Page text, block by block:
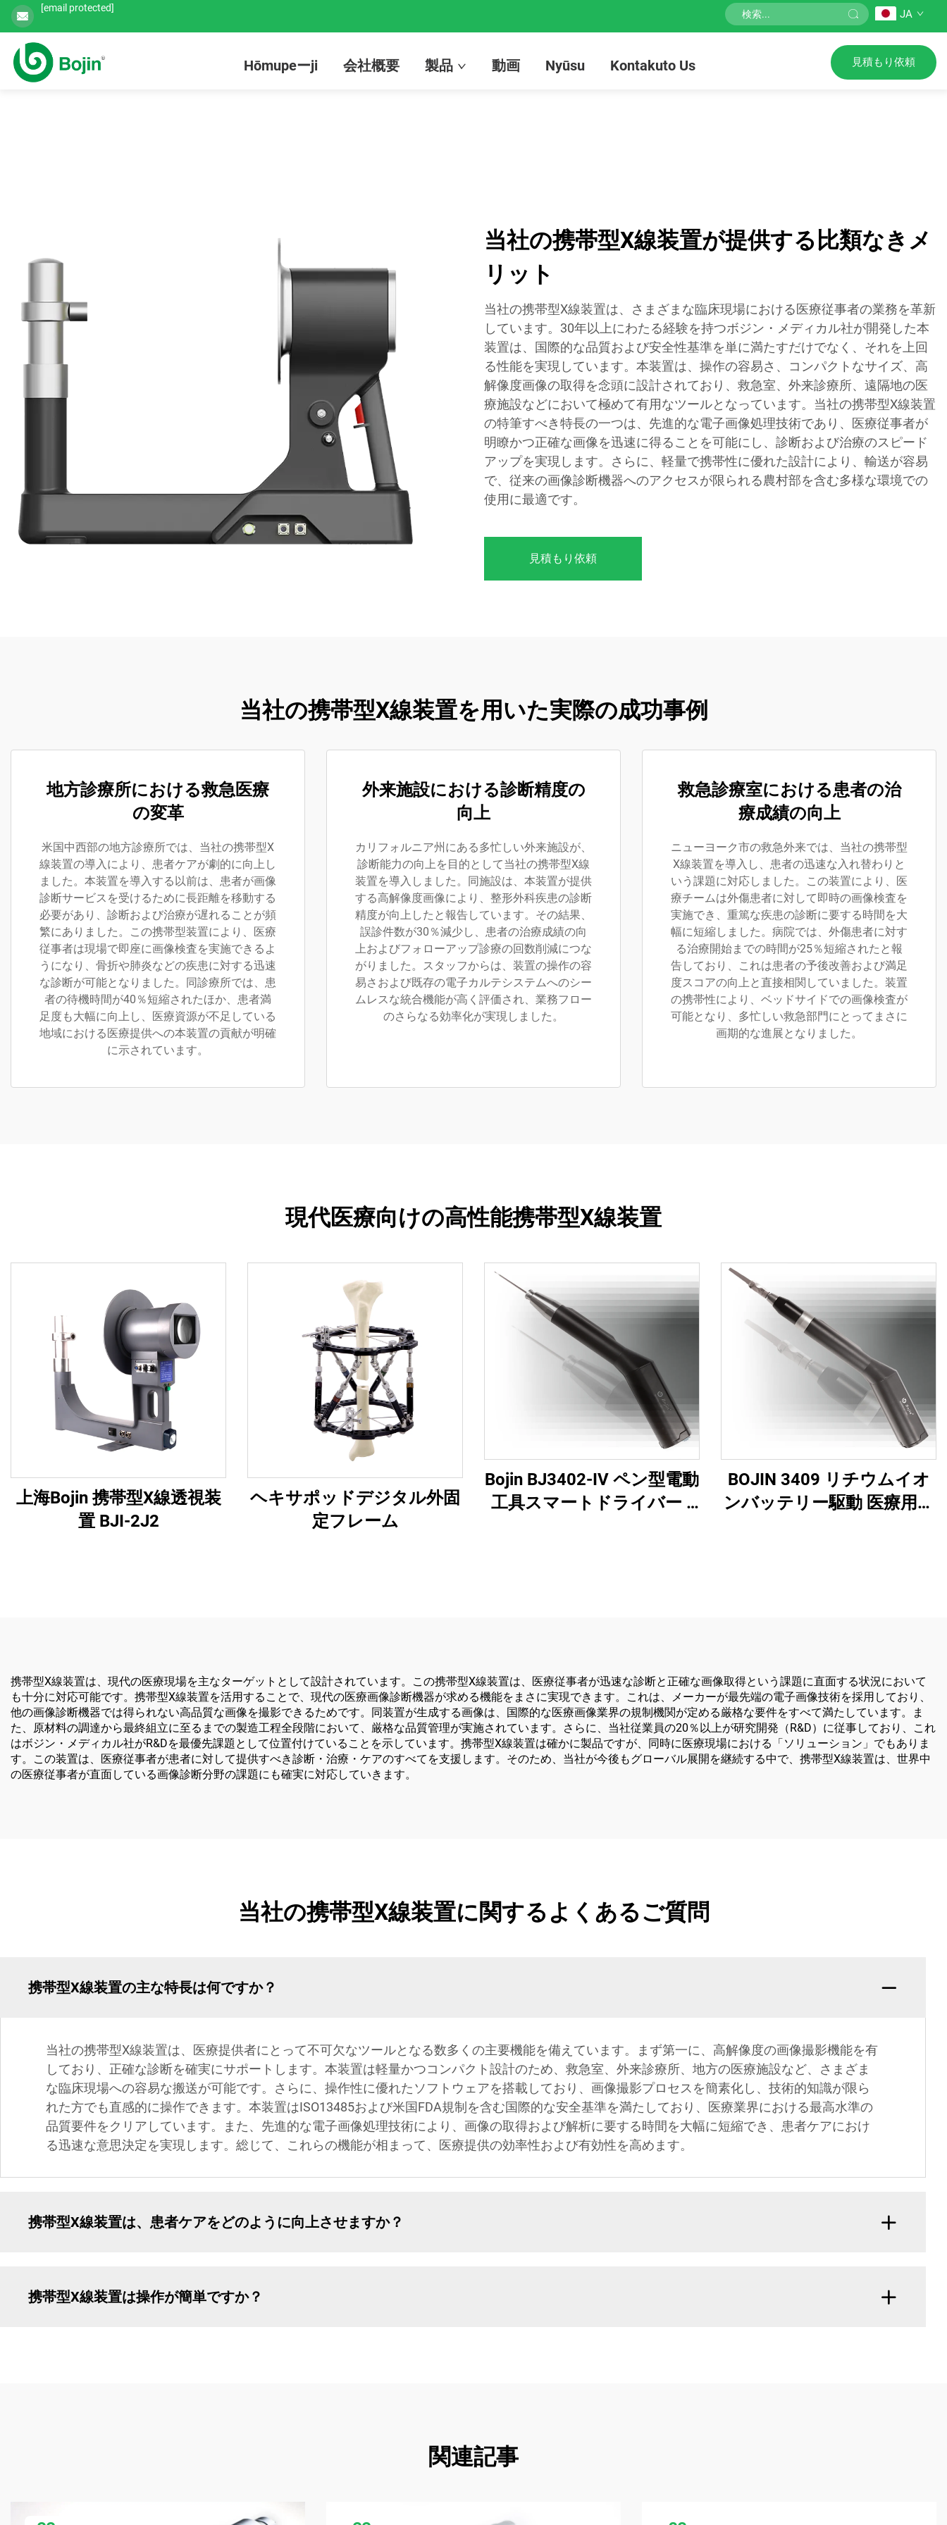
[email protected] JA
Hōmupeーji 会社概要 製品 動画 Nyūsu Kontakuto Us 見積もり依頼
当社の携帯型X線装置が提供する比類なきメ
リット
当社の携帯型X線装置は、さまざまな臨床現場における医療従事者の業務を革新
しています。30年以上にわたる経験を持つボジン・メディカル社が開発した本
装置は、国際的な品質および安全性基準を単に満たすだけでなく、それを上回
る性能を実現しています。本装置は、操作の容易さ、コンパクトなサイズ、高
解像度画像の取得を念頭に設計されており、救急室、外来診療所、遠隔地の医
療施設などにおいて極めて有用なツールとなっています。当社の携帯型X線装置
の特筆すべき特長の一つは、先進的な電子画像処理技術であり、医療従事者が
明瞭かつ正確な画像を迅速に得ることを可能にし、診断および治療のスピード
アップを実現します。さらに、軽量で携帯性に優れた設計により、輸送が容易
で、従来の画像診断機器へのアクセスが限られる農村部を含む多様な環境での
使用に最適です。
見積もり依頼
当社の携帯型X線装置を用いた実際の成功事例
地方診療所における救急医療
の変革
米国中西部の地方診療所では、当社の携帯型X
線装置の導入により、患者ケアが劇的に向上し
ました。本装置を導入する以前は、患者が画像
診断サービスを受けるために長距離を移動する
必要があり、診断および治療が遅れることが頻
繁にありました。この携帯型装置により、医療
従事者は現場で即座に画像検査を実施できるよ
うになり、骨折や肺炎などの疾患に対する迅速
な診断が可能となりました。同診療所では、患
者の待機時間が40％短縮されたほか、患者満
足度も大幅に向上し、医療資源が不足している
地域における医療提供への本装置の貢献が明確
に示されています。
外来施設における診断精度の
向上
カリフォルニア州にある多忙しい外来施設が、
診断能力の向上を目的として当社の携帯型X線
装置を導入しました。同施設は、本装置が提供
する高解像度画像により、整形外科疾患の診断
精度が向上したと報告しています。その結果、
誤診件数が30％減少し、患者の治療成績の向
上およびフォローアップ診療の回数削減につな
がりました。スタッフからは、装置の操作の容
易さおよび既存の電子カルテシステムへのシー
ムレスな統合機能が高く評価され、業務フロー
のさらなる効率化が実現しました。
救急診療室における患者の治
療成績の向上
ニューヨーク市の救急外来では、当社の携帯型
X線装置を導入し、患者の迅速な入れ替わりと
いう課題に対応しました。この装置により、医
療チームは外傷患者に対して即時の画像検査を
実施でき、重篤な疾患の診断に要する時間を大
幅に短縮しました。病院では、外傷患者に対す
る治療開始までの時間が25％短縮されたと報
告しており、これは患者の予後改善および満足
度スコアの向上と直接相関していました。装置
の携帯性により、ベッドサイドでの画像検査が
可能となり、多忙しい救急部門にとってまさに
画期的な進展となりました。
現代医療向けの高性能携帯型X線装置
上海Bojin 携帯型X線透視装
置 BJI-2J2
ヘキサポッドデジタル外固
定フレーム
Bojin BJ3402-IV ペン型電動
工具スマートドライバー -
BOJIN 3409 リチウムイオ
ンバッテリー駆動 医療用電
携帯型X線装置は、現代の医療現場を主なターゲットとして設計されています。この携帯型X線装置は、医療従事者が迅速な診断と正確な画像取得という課題に直面する状況において
も十分に対応可能です。携帯型X線装置を活用することで、現代の医療画像診断機器が求める機能をまさに実現できます。これは、メーカーが最先端の電子画像技術を採用しており、
他の画像診断機器では得られない高品質な画像を撮影できるためです。同装置が生成する画像は、国際的な医療画像業界の規制機関が定める厳格な要件をすべて満たしています。ま
た、原材料の調達から最終組立に至るまでの製造工程全段階において、厳格な品質管理が実施されています。さらに、当社従業員の20％以上が研究開発（R&D）に従事しており、これ
はボジン・メディカル社がR&Dを最優先課題として位置付けていることを示しています。携帯型X線装置は確かに製品ですが、同時に医療現場における「ソリューション」でもありま
す。この装置は、医療従事者が患者に対して提供すべき診断・治療・ケアのすべてを支援します。そのため、当社が今後もグローバル展開を継続する中で、携帯型X線装置は、世界中
の医療従事者が直面している画像診断分野の課題にも確実に対応していきます。
当社の携帯型X線装置に関するよくあるご質問
携帯型X線装置の主な特長は何ですか？
当社の携帯型X線装置は、医療提供者にとって不可欠なツールとなる数多くの主要機能を備えています。まず第一に、高解像度の画像撮影機能を有
しており、正確な診断を確実にサポートします。本装置は軽量かつコンパクト設計のため、救急室、外来診療所、地方の医療施設など、さまざま
な臨床現場への容易な搬送が可能です。さらに、操作性に優れたソフトウェアを搭載しており、画像撮影プロセスを簡素化し、技術的知識が限ら
れた方でも直感的に操作できます。本装置はISO13485および米国FDA規制を含む国際的な安全基準を満たしており、医療業界における最高水準の
品質要件をクリアしています。また、先進的な電子画像処理技術により、画像の取得および解析に要する時間を大幅に短縮でき、患者ケアにおけ
る迅速な意思決定を実現します。総じて、これらの機能が相まって、医療提供の効率性および有効性を高めます。
携帯型X線装置は、患者ケアをどのように向上させますか？
携帯型X線装置は操作が簡単ですか？
関連記事